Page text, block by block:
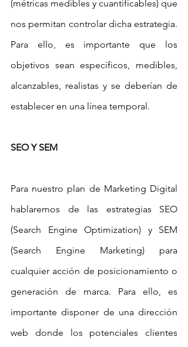
(métricas medibles y cuantificables) que
nos permitan controlar dicha estrategia.
Para ello, es importante que los
objetivos sean específicos, medibles,
alcanzables, realistas y se deberían de
establecer en una línea temporal.
SEO Y SEM
Para nuestro plan de Marketing Digital
hablaremos de las estrategias SEO
(Search Engine Optimization) y SEM
(Search Engine Marketing) para
cualquier acción de posicionamiento o
generación de marca. Para ello, es
importante disponer de una dirección
web donde los potenciales clientes